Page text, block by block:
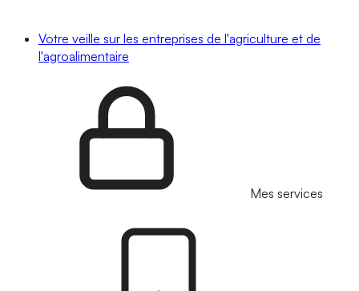
Votre veille sur les entreprises de l'agriculture et de
l'agroalimentaire
Mes services